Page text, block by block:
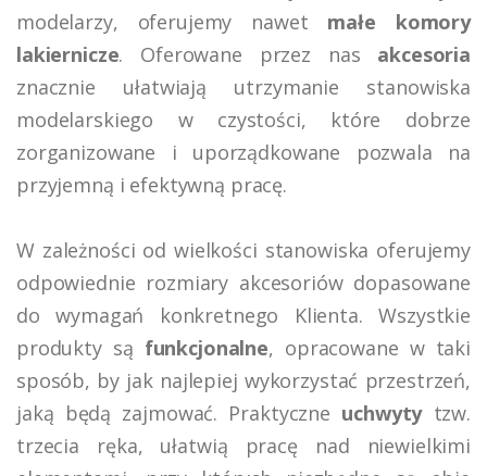
modelarzy, oferujemy nawet małe komory
lakiernicze. Oferowane przez nas akcesoria
znacznie ułatwiają utrzymanie stanowiska
modelarskiego w czystości, które dobrze
zorganizowane i uporządkowane pozwala na
przyjemną i efektywną pracę.
W zależności od wielkości stanowiska oferujemy
odpowiednie rozmiary akcesoriów dopasowane
do wymagań konkretnego Klienta. Wszystkie
produkty są funkcjonalne, opracowane w taki
sposób, by jak najlepiej wykorzystać przestrzeń,
jaką będą zajmować. Praktyczne uchwytytzw.
trzecia ręka, ułatwią pracę nad niewielkimi